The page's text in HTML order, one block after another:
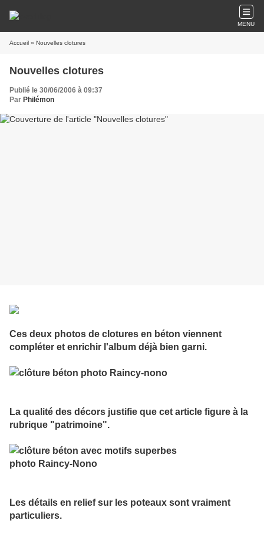
MENU
Accueil » Nouvelles clotures
Nouvelles clotures
Publié le 30/06/2006 à 09:37
Par Philémon
Ces deux photos de clotures en béton viennent
compléter et enrichir l'album déjà bien garni.
La qualité des décors justifie que cet article figure à la
rubrique "patrimoine".
Les détails en relief sur les poteaux sont vraiment
particuliers.